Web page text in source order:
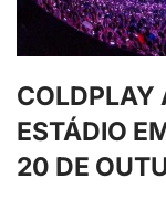
COLDPLAY
ESTÁDIO
20 DE